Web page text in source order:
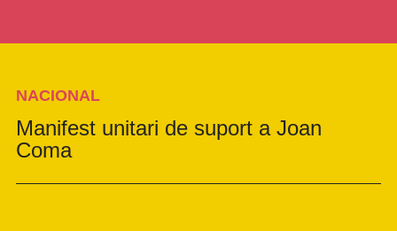
NACIONAL
Manifest unitari de suport a Joan
Coma